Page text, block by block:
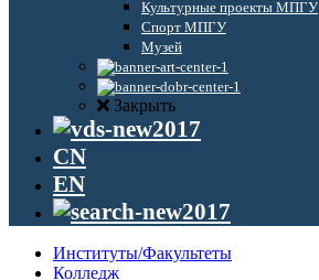
Культурные проекты МПГУ
Спорт МПГУ
Музей
Закрыть
CN
EN
Институты/Факультеты
Колледж